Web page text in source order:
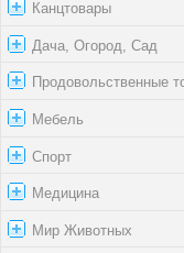
Канцтовары
Дача, Огород, Сад
Продовольственные
Мебель
Спорт
Медицина
Мир Животных